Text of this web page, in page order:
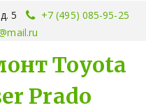
5
+7 (495) 085-95-25
Toyota
Prado